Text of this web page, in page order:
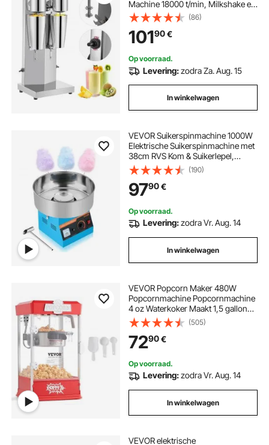
Machine 18000 t/min, Milkshake en
Drank Mixers 180 W + 180 W,
Dubbele Kop Elektrische Milkshake
Volledig Koperen Motor 7 kg / 15,4
lbs
(86)
10190€
Op voorraad.
Levering:zodra Za. Aug. 15
In winkelwagen
VEVOR Suikerspinmachine 1000W
Elektrische Suikerspinmachine met
38cm RVS Kom & Suikerlepel,
Maakt Suikerspin voor
Verjaardagen Thuis Familiefeestjes,
Suikerspinmachine Blauw
(190)
9790€
Op voorraad.
Levering:zodra Vr. Aug. 14
In winkelwagen
VEVOR Popcorn Maker 480W
Popcornmachine Popcornmachine
4 oz Waterkoker Maakt 1,5 gallon
per lading, Tafelmodel
popcornmachine inclusief 3
scheppen, Popcornmachine met
bioscoopstijl Rode Café
(505)
7290€
Op voorraad.
Levering:zodra Vr. Aug. 14
In winkelwagen
VEVOR elektrische